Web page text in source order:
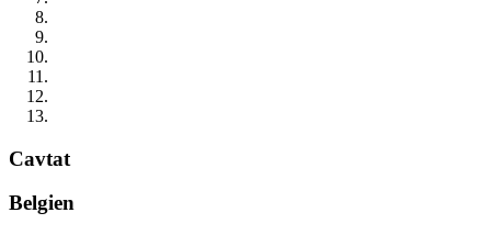
Cavtat
Belgien